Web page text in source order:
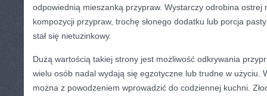
odpowiednią mieszanką przypraw. Wystarczy odrobina ostrej
kompozycji przypraw, trochę słonego dodatku lub porcja pasty
stał się nietuzinkowy.
Dużą wartością takiej strony jest możliwość odkrywania
wielu osób nadal wydają się egzotyczne lub trudne w użyciu.
można z powodzeniem wprowadzić do codziennej kuchni.